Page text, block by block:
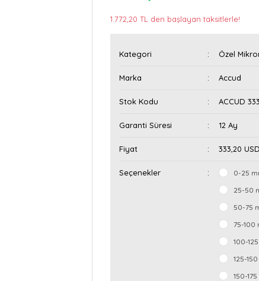
1.772,20 TL den başlayan taksitlerle!
Kategori Özel
Marka Accud
Stok Kodu ACCUD
Garanti Süresi 12 Ay
Fiyat 333,20
Seçenekler
0-25
25-50
50-75
75-100
100-
125-
150-